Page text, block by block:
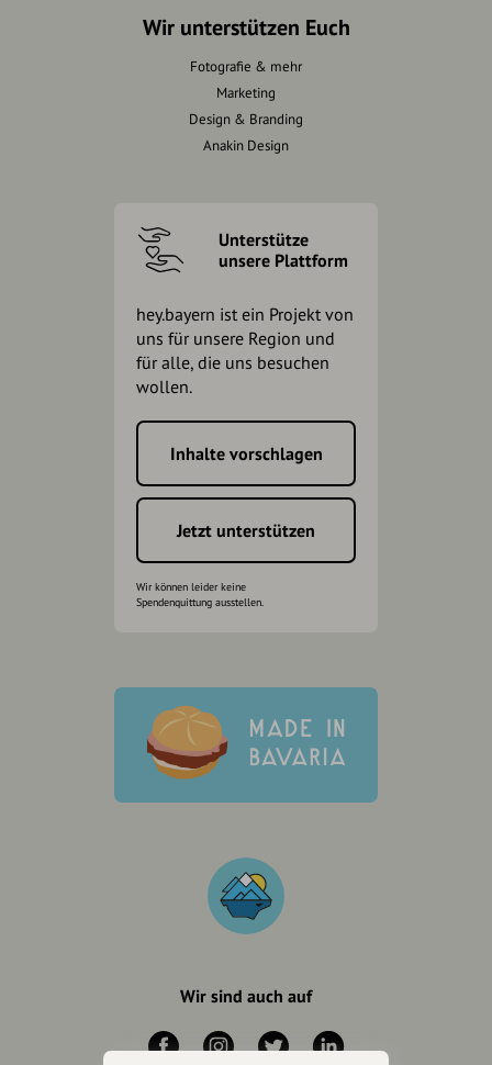
Wir unterstützen Euch
Fotografie & mehr
Marketing
Design & Branding
Anakin Design
Unterstütze
unsere Plattform
hey.bayern ist ein Projekt von
uns für unsere Region und
für alle, die uns besuchen
wollen.
Inhalte vorschlagen
Jetzt unterstützen
Wir können leider keine
Spendenquittung ausstellen.
Wir sind auch auf